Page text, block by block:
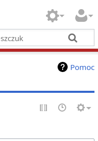
Pomoc